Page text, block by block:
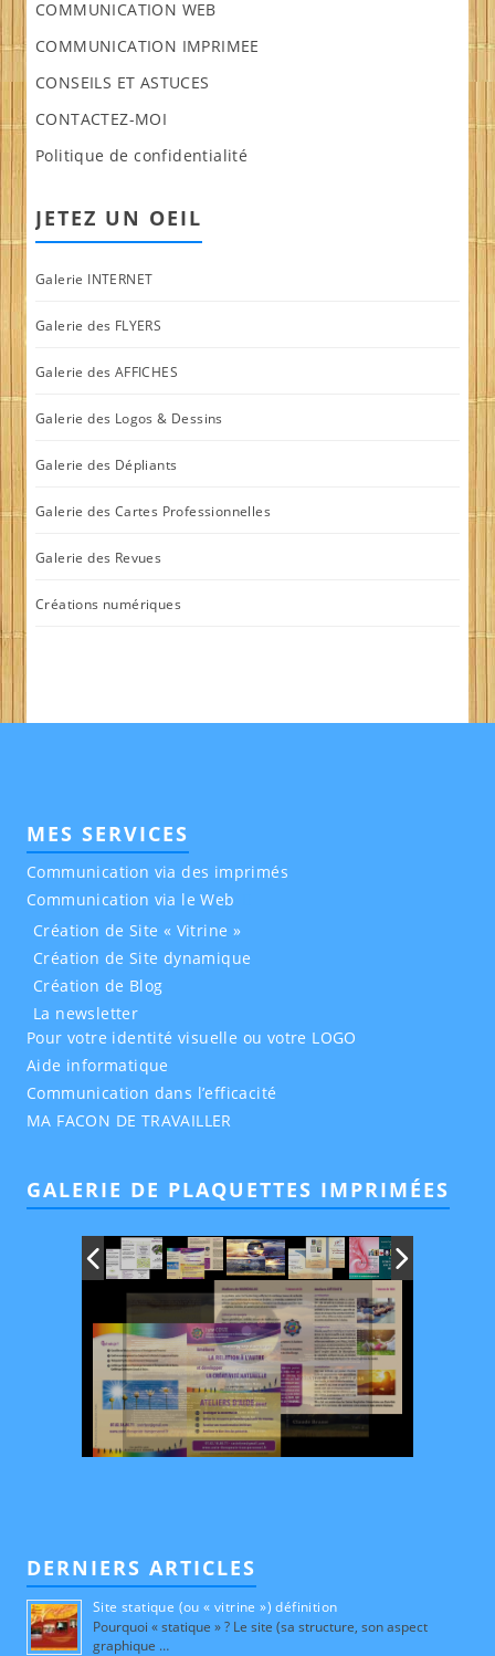
COMMUNICATION WEB
COMMUNICATION IMPRIMEE
CONSEILS ET ASTUCES
CONTACTEZ-MOI
Politique de confidentialité
JETEZ UN OEIL
Galerie INTERNET
Galerie des FLYERS
Galerie des AFFICHES
Galerie des Logos & Dessins
Galerie des Dépliants
Galerie des Cartes Professionnelles
Galerie des Revues
Créations numériques
MES SERVICES
Communication via des imprimés
Communication via le Web
Création de Site « Vitrine »
Création de Site dynamique
Création de Blog
La newsletter
Pour votre identité visuelle ou votre LOGO
Aide informatique
Communication dans l’efficacité
MA FACON DE TRAVAILLER
GALERIE DE PLAQUETTES IMPRIMÉES
DERNIERS ARTICLES
Site statique (ou « vitrine ») définition
Pourquoi « statique » ? Le site (sa structure, son aspect
graphique …